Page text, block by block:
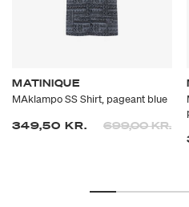
MATINIQUE
MAklampo SS Shirt, pageant blue
349,50 KR.
Prisen er
699,00 KR.til